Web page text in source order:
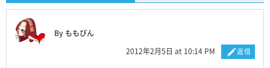
By ももぴん
2012年2月5日 at 10:14 PM
返信